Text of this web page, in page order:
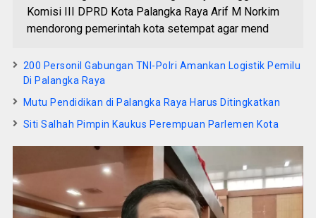
Komisi III DPRD Kota Palangka Raya Arif M Norkim
mendorong pemerintah kota setempat agar mend
200 Personil Gabungan TNI-Polri Amankan Logistik Pemilu
Di Palangka Raya
Mutu Pendidikan di Palangka Raya Harus Ditingkatkan
Siti Salhah Pimpin Kaukus Perempuan Parlemen Kota